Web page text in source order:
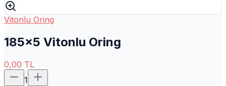
Vitonlu Oring
185x5 Vitonlu Oring
0,00 TL
1